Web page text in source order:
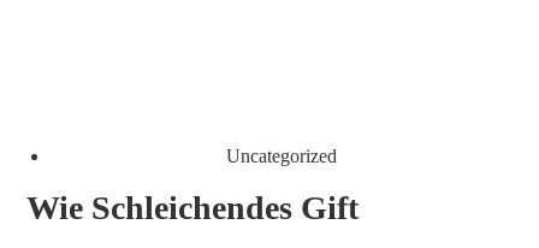
Uncategorized
Wie Schleichendes Gift